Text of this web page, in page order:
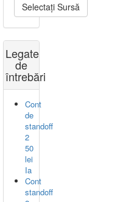
Selectați Sursă
Legate
de
întrebări
Cont
de
standoff
2
50
lei
Ia
Cont
standoff